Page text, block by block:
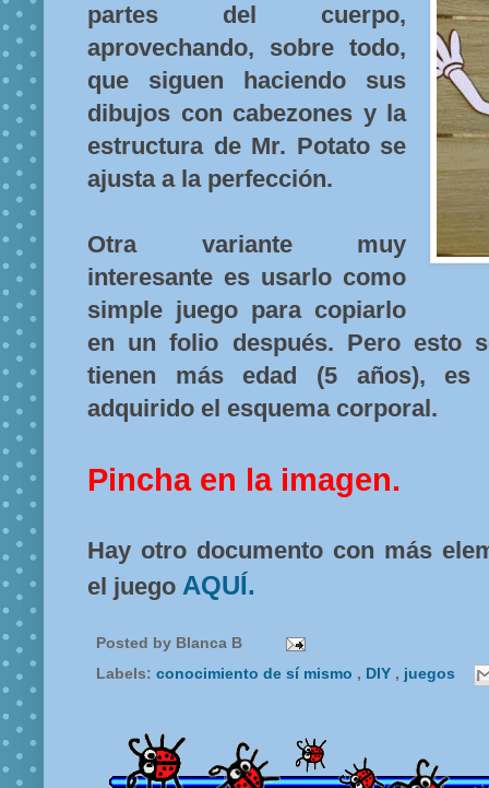
partes del cuerpo,
aprovechando, sobre todo,
que siguen haciendo sus
dibujos con cabezones y la
estructura de Mr. Potato se
ajusta a la perfección.
Otra variante muy
interesante es usarlo como
simple juego para copiarlo
en un folio después. Pero esto
tienen más edad (5 años), es
adquirido el esquema corporal.
Pincha en la imagen.
Hay otro documento con más
el juego AQUÍ.
Posted by Blanca B
Labels: conocimiento de sí mismo , DIY , juegos